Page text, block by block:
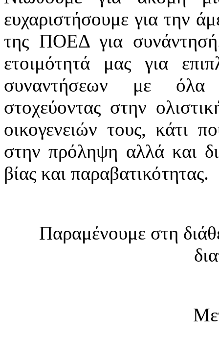
ευχαριστήσουμε για την
της ΠΟΕΔ για
ετοιμότητά μας για
συναντήσεων με όλα
στοχεύοντας στην
οικογενειών τους, κάτι
στην πρόληψη αλλά και
βίας και
Παραμένουμε στη